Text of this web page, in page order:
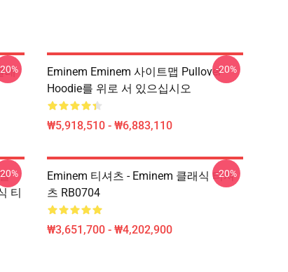
래
Eminem Eminem 사이트맵 Pullover
Hoodie를 위로 서 있으십시오
₩5,918,510 - ₩6,883,110
-20%
티
Eminem 티셔츠 - Eminem 클래식 티셔
츠 RB0704
₩3,651,700 - ₩4,202,900
-20%